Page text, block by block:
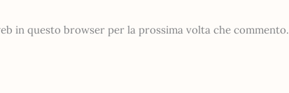
in questo browser per la prossima volta che commento.